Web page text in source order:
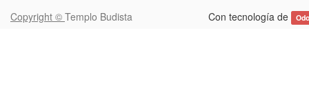
Con tecnología de
Copyright © Templo Budista